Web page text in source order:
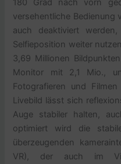
180 Grad nach vorn
versehentliche Bedienung
auch deaktiviert
Selfieposition weiter
3,69 Millionen
Monitor mit 2,1 Mio.,
Fotografieren und
Livebild lässt sich
Auge stabiler halten,
optimiert wird die
überzeugenden
VR), der auch im